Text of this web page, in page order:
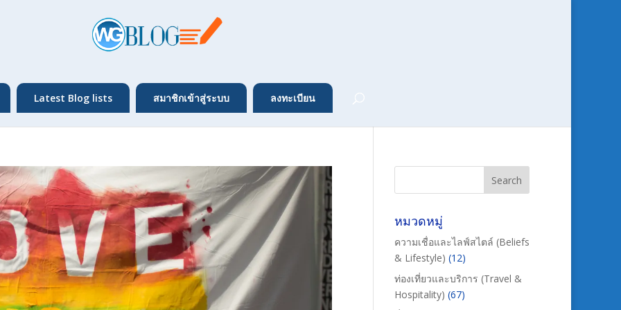
Latest Blog lists สมาชิกเข้าสู่ระบบ ลงทะเบียน
หมวดหมู่
ความเชื่อและไลฟ์สไตล์ (Beliefs
& Lifestyle) (12)
ท่องเที่ยวและบริการ (Travel &
Hospitality) (67)